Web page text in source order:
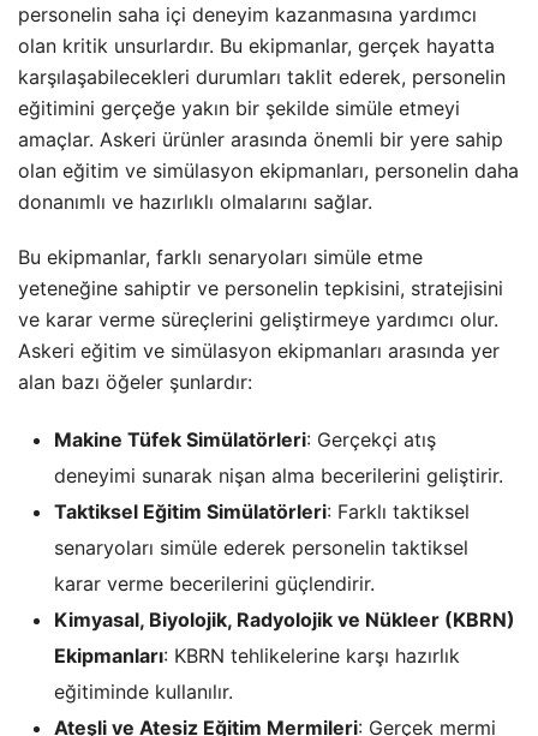
personelin saha içi deneyim kazanmasına yardımcı
olan kritik unsurlardır. Bu ekipmanlar, gerçek hayatta
karşılaşabilecekleri durumları taklit ederek, personelin
eğitimini gerçeğe yakın bir şekilde simüle etmeyi
amaçlar. Askeri ürünler arasında önemli bir yere sahip
olan eğitim ve simülasyon ekipmanları, personelin daha
donanımlı ve hazırlıklı olmalarını sağlar.
Bu ekipmanlar, farklı senaryoları simüle etme
yeteneğine sahiptir ve personelin tepkisini, stratejisini
ve karar verme süreçlerini geliştirmeye yardımcı olur.
Askeri eğitim ve simülasyon ekipmanları arasında yer
alan bazı öğeler şunlardır:
Makine Tüfek Simülatörleri: Gerçekçi atış
deneyimi sunarak nişan alma becerilerini geliştirir.
Taktiksel Eğitim Simülatörleri: Farklı taktiksel
senaryoları simüle ederek personelin taktiksel
karar verme becerilerini güçlendirir.
Kimyasal, Biyolojik, Radyolojik ve Nükleer (KBRN)
Ekipmanları: KBRN tehlikelerine karşı hazırlık
eğitiminde kullanılır.
Ateşli ve Atesiz Eğitim Mermileri: Gerçek mermi